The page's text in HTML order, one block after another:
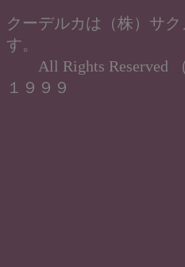
クーデルカは（株）サ
す。
All Rights Reserved
１９９９